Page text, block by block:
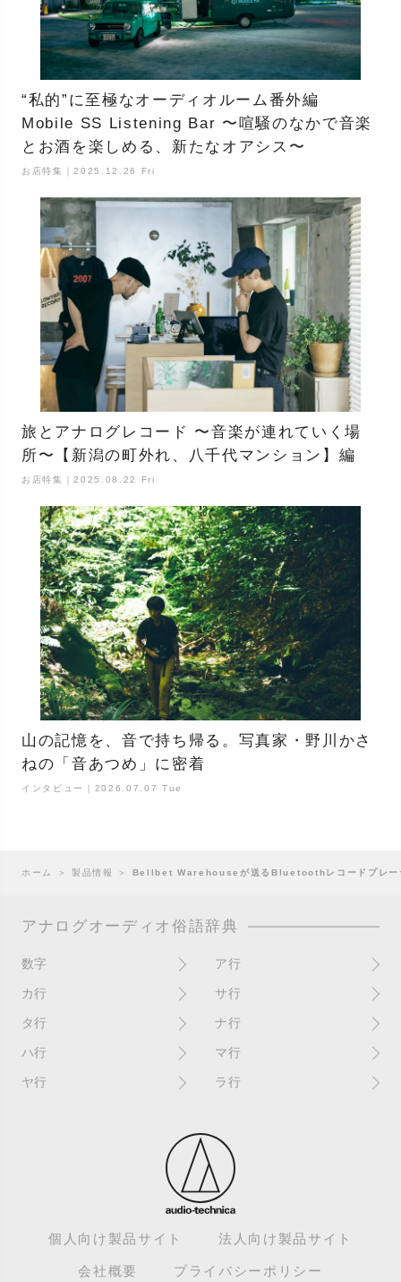
“私的”に至極なオーディオルーム番外編
Mobile SS Listening Bar 〜喧騒のなかで音楽
とお酒を楽しめる、新たなオアシス〜
お店特集｜2025.12.26 Fri
旅とアナログレコード 〜音楽が連れていく場
所〜【新潟の町外れ、八千代マンション】編
お店特集｜2025.08.22 Fri
山の記憶を、音で持ち帰る。写真家・野川かさ
ねの「音あつめ」に密着
インタビュー｜2026.07.07 Tue
ホーム ＞ 製品情報 ＞ Bellbet Warehouseが送るBluetoothレコードプレー
アナログオーディオ俗語辞典
数字
10インチ
4チャンネル
ア行
RPM(33,45)
赤盤
アセテート盤
EPアダプター
インシュレーター
インナースリーブ
ウォーターダメージ
内袋
ン）
エサ箱
カ行
書き込み
歌詞記載ジャケット
ガチャ盤
カンパニースリーブ
キューバーン
サ行
サイン
CDJ
シールド盤
シュリンク残存
白盤
針圧
スクラッチ
スタビライザー
スチレン盤
ステレオ
タ行
ターンテーブル
ダイナフレックス
Discogs（ディスコグス）
テストプレス
デッドワックス
ナ行
2枚使い
ン）
ハ行
ハウリング
パンチホール
ビートジャグリング
マ行
マスターテンポ
マトリックス番号
未開封
ミキサー
耳
M / NM（レコードコンディ
M / NM（カバーコンディショ
モニター
ヤ行 ラ行
リイシュー / 再発
リミックス
ループ
ループ溝/ロックド・グルーヴ/
ループ集
レーベルダメージ
ロングミックス
個人向け製品サイト 法人向け製品サイト
会社概要 プライバシーポリシー